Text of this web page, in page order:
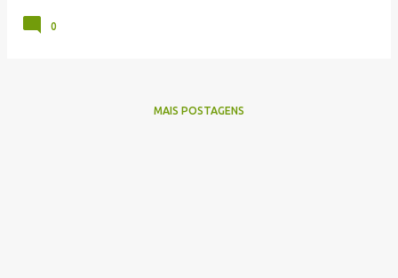
0
MAIS POSTAGENS